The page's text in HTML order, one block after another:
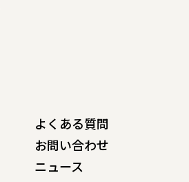
よくある質問
お問い合わせ
ニュース